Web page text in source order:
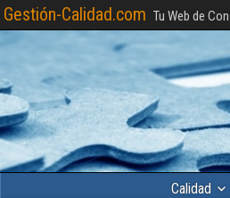
Gestión-Calidad.com Tu Web de
Calidad